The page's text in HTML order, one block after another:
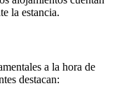
la estancia.
a la hora de
destacan: